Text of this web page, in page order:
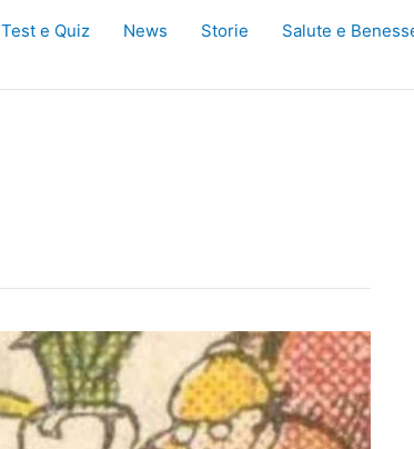
Test e Quiz News Storie Salute e